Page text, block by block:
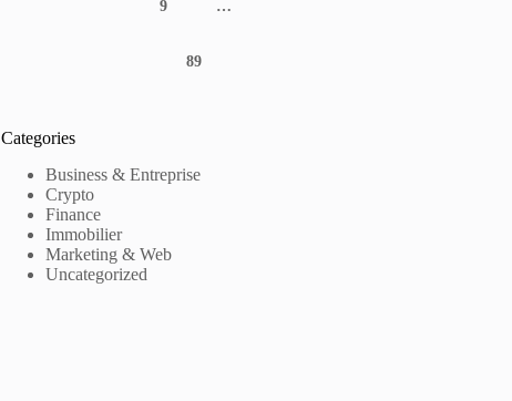
9 …
89
Categories
Business & Entreprise
Crypto
Finance
Immobilier
Marketing & Web
Uncategorized